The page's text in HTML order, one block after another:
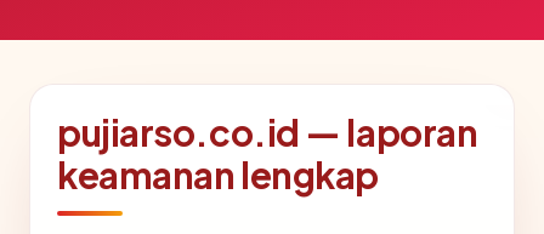
pujiarso.co.id — laporan
keamanan lengkap